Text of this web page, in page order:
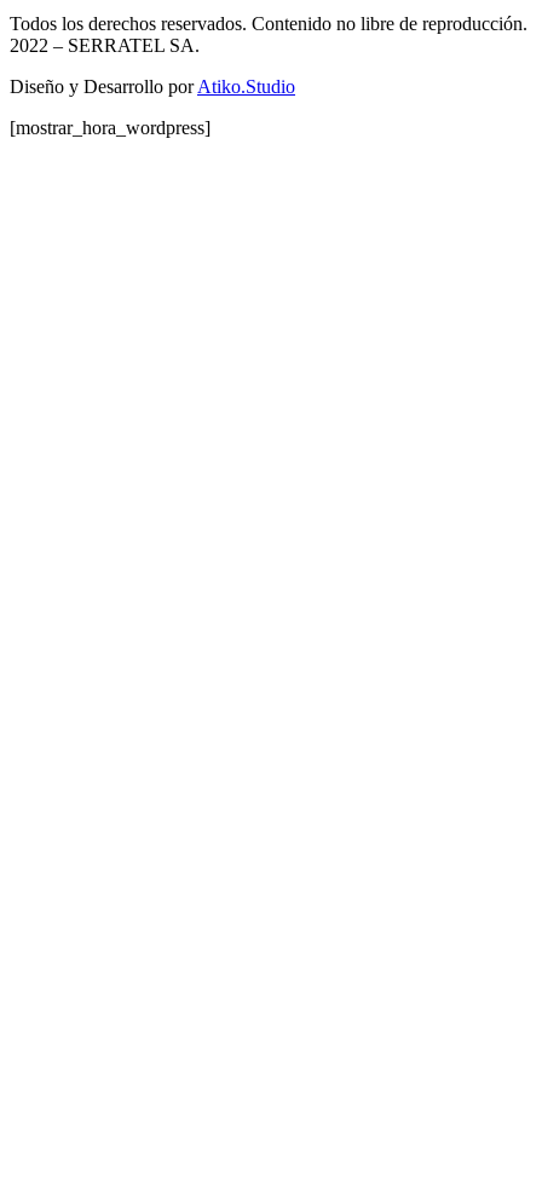
Todos los derechos reservados. Contenido no libre de reproducción.
2022 – SERRATEL SA.
Diseño y Desarrollo porAtiko.Studio
[mostrar_hora_wordpress]